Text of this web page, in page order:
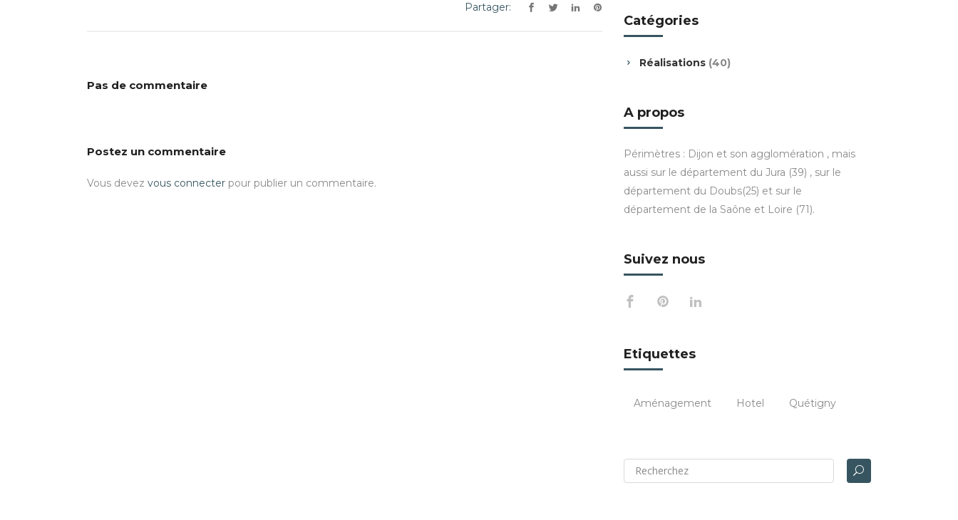
Partager:
Pas de commentaire
Postez un commentaire
Vous devez vous connecter pour publier un commentaire.
Catégories
Réalisations (40)
A propos
Périmètres : Dijon et son agglomération , mais
aussi sur le département du Jura (39) , sur le
département du Doubs(25) et sur le
département de la Saône et Loire (71).
Suivez nous
Etiquettes
Aménagement Hotel Quétigny